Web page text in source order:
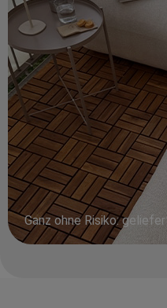
Ganz ohne Risiko: